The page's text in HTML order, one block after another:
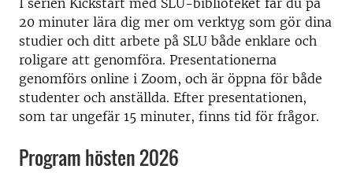
I serien Kickstart med SLU-biblioteket får du på
20 minuter lära dig mer om verktyg som gör dina
studier och ditt arbete på SLU både enklare och
roligare att genomföra. Presentationerna
genomförs online i Zoom, och är öppna för både
studenter och anställda. Efter presentationen,
som tar ungefär 15 minuter, finns tid för frågor.
Program hösten 2026